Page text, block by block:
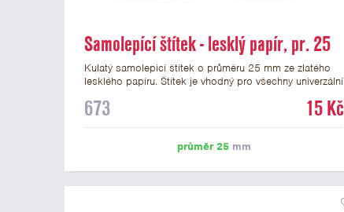
Samolepící štítek - lesklý papír, pr. 25
mm
Kulatý samolepicí štítek o průměru 25 mm ze zlatého
lesklého papíru. Štítek je vhodný pro všechny univerzální
emblém o průměru 25 mm. Na štítek je možné
přiložit v prvním kroku objednávky.
673 15 Kč
průměr 25mm